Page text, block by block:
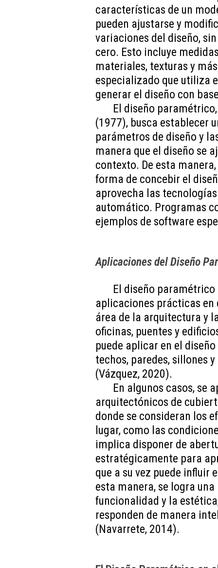
características de un
pueden ajustarse y
variaciones del diseño,
cero. Esto incluye
materiales, texturas y
especializado que utiliza
generar el diseño con
El diseño
(1977), busca establecer
parámetros de diseño y
manera que el diseño se
contexto. De esta
forma de concebir el
aprovecha las
automático. Programas
ejemplos de software
Aplicaciones del Diseño
El diseño
aplicaciones prácticas en
área de la arquitectura y
oficinas, puentes y
puede aplicar en el
techos, paredes, sillones
(Vázquez, 2020).
En algunos casos, se
arquitectónicos de
donde se consideran los
lugar, como las
implica disponer de
estratégicamente para
que a su vez puede influir
esta manera, se logra
funcionalidad y la
responden de manera
(Navarrete, 2014).